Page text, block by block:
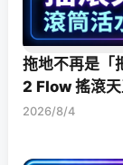
拖地不再是「
2 Flow 搖滾
2026/8/4